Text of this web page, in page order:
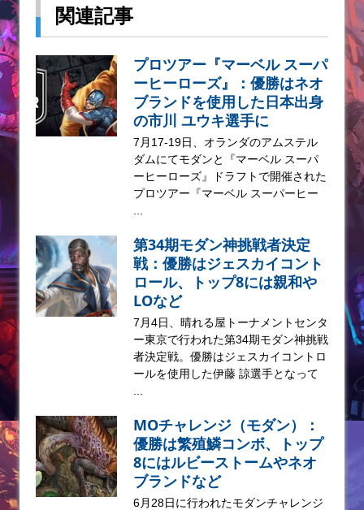
関連記事
プロツアー『マーベル スーパ
ーヒーローズ』：優勝はネオ
ブランドを使用した日本出身
の市川 ユウキ選手に
7月17-19日、オランダのアムステル
ダムにてモダンと『マーベル スーパ
ーヒーローズ』ドラフトで開催された
プロツアー『マーベル スーパーヒー
第34期モダン神挑戦者決定
戦：優勝はジェスカイコント
ロール、トップ8には親和や
LOなど
7月4日、晴れる屋トーナメントセンタ
ー東京で行われた第34期モダン神挑戦
者決定戦。優勝はジェスカイコントロ
ールを使用した伊藤 諒選手となって
MOチャレンジ（モダン）：
優勝は繁殖鱗コンボ、トップ
8にはルビーストームやネオ
ブランドなど
6月28日に行われたモダンチャレンジ